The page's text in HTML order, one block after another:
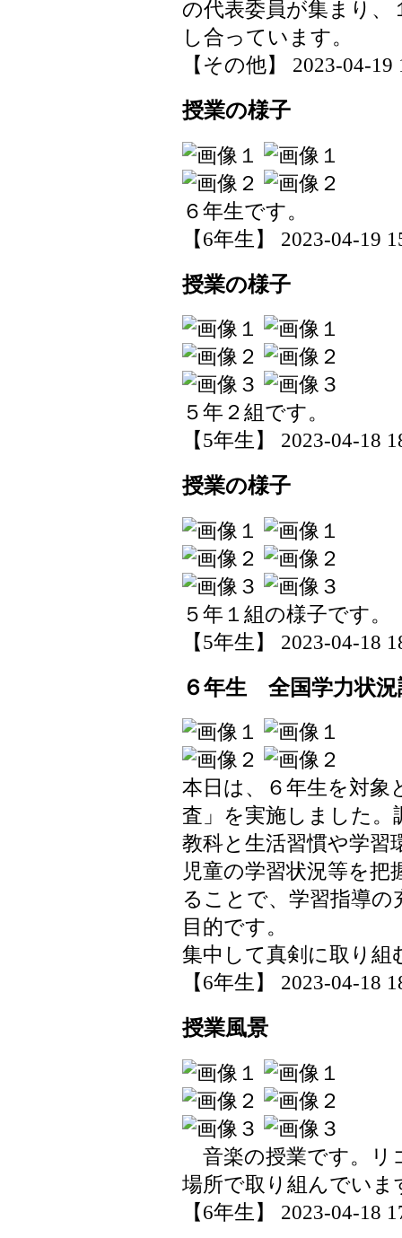
の代表委員が集まり
し合っています。
【その他】 2023-04-19
授業の様子
６年生です。
【6年生】 2023-04-19
授業の様子
５年２組です。
【5年生】 2023-04-18
授業の様子
５年１組の様子です。
【5年生】 2023-04-18
６年生 全国学力状況
本日は、６年生を対象
査」を実施しました。
教科と生活習慣や学習
児童の学習状況等を把
ることで、学習指導
目的です。
集中して真剣に取り組
【6年生】 2023-04-18
授業風景
音楽の授業です。リ
場所で取り組んでいま
【6年生】 2023-04-18